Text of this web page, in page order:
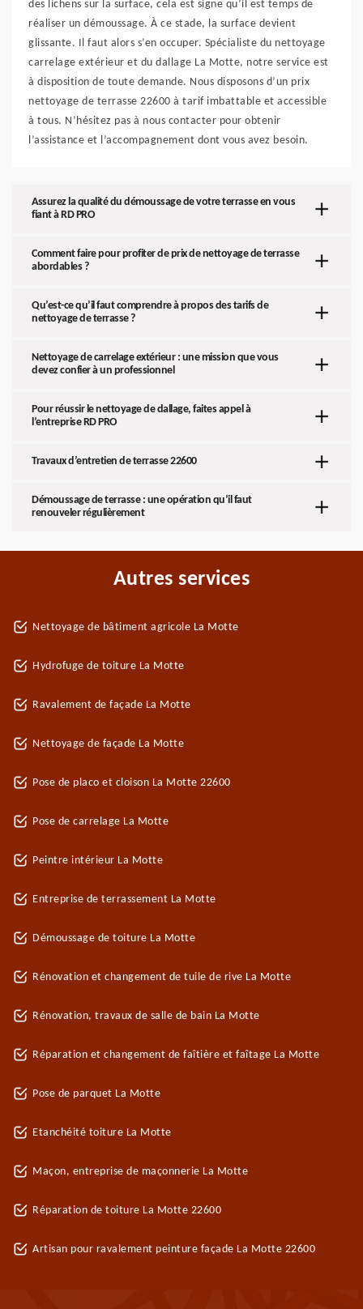
des lichens sur la surface, cela est signe qu’il est temps de
réaliser un démoussage. À ce stade, la surface devient
glissante. Il faut alors s’en occuper. Spécialiste du nettoyage
carrelage extérieur et du dallage La Motte, notre service est
à disposition de toute demande. Nous disposons d’un prix
nettoyage de terrasse 22600 à tarif imbattable et accessible
à tous. N’hésitez pas à nous contacter pour obtenir
l’assistance et l’accompagnement dont vous avez besoin.
Assurez la qualité du démoussage de votre terrasse en vous
fiant à RD PRO
Comment faire pour profiter de prix de nettoyage de terrasse
abordables ?
Qu’est-ce qu’il faut comprendre à propos des tarifs de
nettoyage de terrasse ?
Nettoyage de carrelage extérieur : une mission que vous
devez confier à un professionnel
Pour réussir le nettoyage de dallage, faites appel à
l’entreprise RD PRO
Travaux d’entretien de terrasse 22600
Démoussage de terrasse : une opération qu’il faut
renouveler régulièrement
Autres services
Nettoyage de bâtiment agricole La Motte
Hydrofuge de toiture La Motte
Ravalement de façade La Motte
Nettoyage de façade La Motte
Pose de placo et cloison La Motte 22600
Pose de carrelage La Motte
Peintre intérieur La Motte
Entreprise de terrassement La Motte
Démoussage de toiture La Motte
Rénovation et changement de tuile de rive La Motte
Rénovation, travaux de salle de bain La Motte
Réparation et changement de faîtière et faîtage La Motte
Pose de parquet La Motte
Etanchéité toiture La Motte
Maçon, entreprise de maçonnerie La Motte
Réparation de toiture La Motte 22600
Artisan pour ravalement peinture façade La Motte 22600